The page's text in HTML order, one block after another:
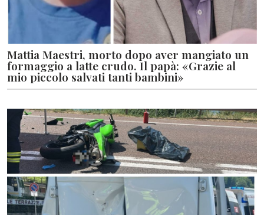
Mattia Maestri, morto dopo aver mangiato un
formaggio a latte crudo. Il papà: «Grazie al
mio piccolo salvati tanti bambini»